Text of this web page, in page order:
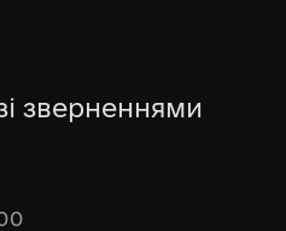
зверненнями